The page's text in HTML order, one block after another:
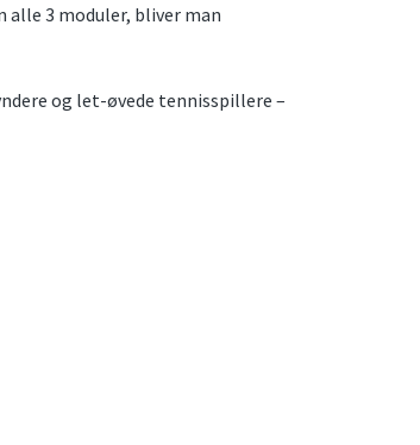
3 moduler, bliver man
og let-øvede tennisspillere –